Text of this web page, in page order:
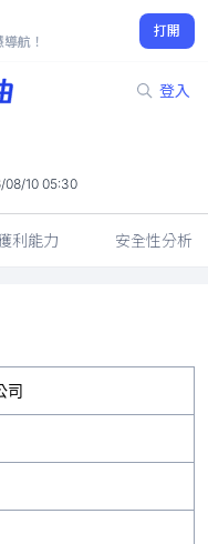
航！
打開
登入
08/10 05:30
利能力 安全性分析
司